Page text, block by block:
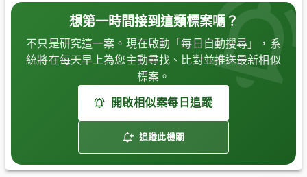
想第一時間接到這類標案嗎？
不只是研究這一案。現在啟動「每日自動搜尋」，系
統將在每天早上為您主動尋找、比對並推送最新相似
標案。
開啟相似案每日追蹤
追蹤此機關